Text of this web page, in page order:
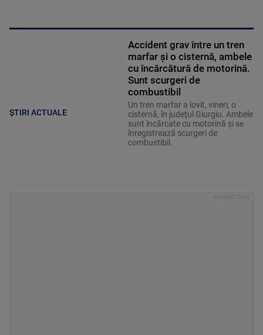
ȘTIRI ACTUALE
Accident grav între un tren
marfar și o cisternă, ambele
cu încărcătură de motorină.
Sunt scurgeri de
combustibil
Un tren marfar a lovit, vineri, o
cisternă, în judeţul Giurgiu. Ambele
sunt încărcate cu motorină şi se
înregistrează scurgeri de
combustibil.